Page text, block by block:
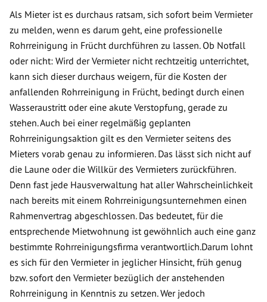
Als Mieter ist es durchaus ratsam, sich sofort beim Vermieter
zu melden, wenn es darum geht, eine professionelle
Rohrreinigung in Frücht durchführen zu lassen. Ob Notfall
oder nicht: Wird der Vermieter nicht rechtzeitig unterrichtet,
kann sich dieser durchaus weigern, für die Kosten der
anfallenden Rohrreinigung in Frücht, bedingt durch einen
Wasseraustritt oder eine akute Verstopfung, gerade zu
stehen. Auch bei einer regelmäßig geplanten
Rohrreinigungsaktion gilt es den Vermieter seitens des
Mieters vorab genau zu informieren. Das lässt sich nicht auf
die Laune oder die Willkür des Vermieters zurückführen.
Denn fast jede Hausverwaltung hat aller Wahrscheinlichkeit
nach bereits mit einem Rohrreinigungsunternehmen einen
Rahmenvertrag abgeschlossen. Das bedeutet, für die
entsprechende Mietwohnung ist gewöhnlich auch eine ganz
bestimmte Rohrreinigungsfirma verantwortlich.Darum lohnt
es sich für den Vermieter in jeglicher Hinsicht, früh genug
bzw. sofort den Vermieter bezüglich der anstehenden
Rohrreinigung in Kenntnis zu setzen. Wer jedoch